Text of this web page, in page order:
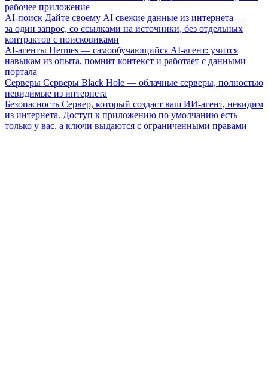
рабочее приложение
AI-поиск Дайте своему AI свежие данные из интернета —
за один запрос, со ссылками на источники, без отдельных
контрактов с поисковиками
AI-агенты Hermes — самообучающийся AI-агент: учится
навыкам из опыта, помнит контекст и работает с данными
портала
Серверы Серверы Black Hole — облачные серверы, полностью
невидимые из интернета
Безопасность Сервер, который создаст ваш ИИ-агент, невидим
из интернета. Доступ к приложению по умолчанию есть
только у вас, а ключи выдаются с ограниченными правами